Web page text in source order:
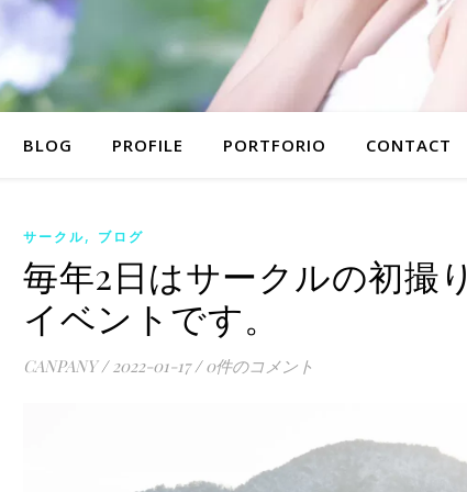
BLOG PROFILE PORTFORIO CONTACT
サークル, ブログ
毎年2日はサークルの初撮り
イベントです。
CANPANY / 2022-01-17 / 0件のコメント